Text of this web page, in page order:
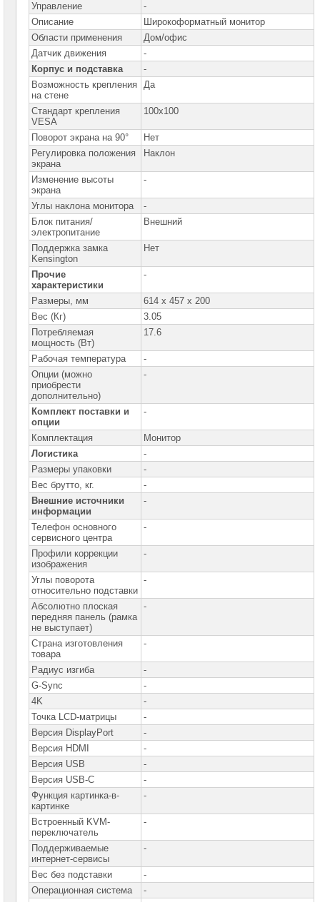
Источники
бесперебойного
питания
Российское
ПО
Программное
обеспечение
Термошкафы
PROM
Специальные
цены
Управление
-
Описание
Широкоформатный монитор
Области применения
Дом/офис
Датчик движения
-
Корпус и подставка
-
Возможность крепления
на стене
Да
Стандарт крепления
VESA
100x100
Поворот экрана на 90°
Нет
Регулировка положения
экрана
Наклон
Изменение высоты
экрана
-
Углы наклона монитора
-
Блок питания/
электропитание
Внешний
Поддержка замка
Kensington
Нет
Прочие
характеристики
-
Размеры, мм
614 x 457 x 200
Вес (Кг)
3.05
Потребляемая
мощность (Вт)
17.6
Рабочая температура
-
Опции (можно
приобрести
дополнительно)
-
Комплект поставки и
опции
-
Комплектация
Монитор
Логистика
-
Размеры упаковки
-
Вес брутто, кг.
-
Внешние источники
информации
-
Телефон основного
сервисного центра
-
Профили коррекции
изображения
-
Углы поворота
относительно подставки
-
Абсолютно плоская
передняя панель (рамка
не выступает)
-
Страна изготовления
товара
-
Радиус изгиба
-
G-Sync
-
4K
-
Точка LCD-матрицы
-
Версия DisplayPort
-
Версия HDMI
-
Версия USB
-
Версия USB-C
-
Функция картинка-в-
картинке
-
Встроенный KVM-
переключатель
-
Поддерживаемые
интернет-сервисы
-
Вес без подставки
-
Операционная система
-